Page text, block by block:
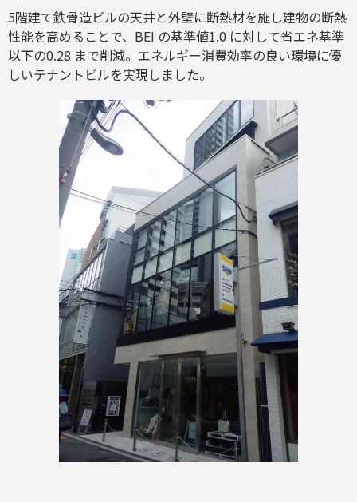
5階建て鉄骨造ビルの天井と外壁に断熱材を施し建物の断熱
性能を高めることで、BEI の基準値1.0 に対して省エネ基準
以下の0.28 まで削減。エネルギー消費効率の良い環境に優
しいテナントビルを実現しました。